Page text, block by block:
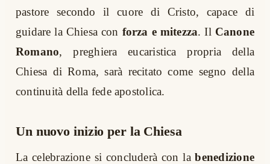
pastore secondo il cuore di Cristo, capace di
guidare la Chiesa con forza e mitezza. Il Canone
Romano, preghiera eucaristica propria della
Chiesa di Roma, sarà recitato come segno della
continuità della fede apostolica.
Un nuovo inizio per la Chiesa
La celebrazione si concluderà con la benedizione